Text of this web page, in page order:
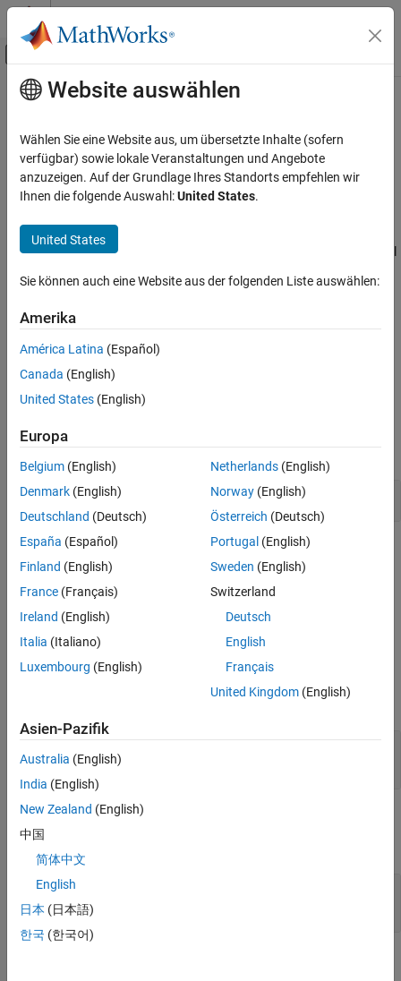
Weiter zum Inhalt
Umschaltung für Off-Canvas-
Startseite der Dokumentation
Simulink Environment Fundamentals
Block Libraries
Additional Math and Discrete
Decrement Time To Zero
ON THIS PAGE
Description
Limitations
Ports
Version History
See Also
Hauptinhalt
Decrement Time To Zero
Decrease real-world value of signal by sample time, but only to
zero
Description
The Decrement Time To Zero
of the signal by the sample time,
zero.
expand all
Increment and Decrement Real-World Values
Limitations
Decrement Time To Zero
block works only with fixed sample
rates and does not work inside a triggered subsystem.
Ports
Input
Port_1—Input signal
scalar | vector | matrix
Output
expand all
Port_1
scalar | vector | matrix
Website auswählen
Wählen Sie eine Website aus, um übersetzte Inhalte (sofern
verfügbar) sowie lokale Veranstaltungen und Angebote
anzuzeigen. Auf der Grundlage Ihres Standorts empfehlen wir
Ihnen die folgende Auswahl:United States.
United States
Sie können auch eine Website aus der folgenden Liste auswählen:
Amerika
América Latina (Español)
Canada (English)
United States (English)
Europa
Belgium (English)
Denmark (English)
Deutschland (Deutsch)
España (Español)
Finland (English)
France (Français)
Ireland (English)
Italia (Italiano)
Luxembourg (English)
Netherlands(English)
Norway(English)
Österreich (Deutsch)
Portugal (English)
Sweden (English)
Switzerland
Deutsch
English
Français
United Kingdom(English)
Asien-Pazifik
Australia (English)
India (English)
New Zealand (English)
中国
简体中文
English
日本 (日本語)
한국 (한국어)